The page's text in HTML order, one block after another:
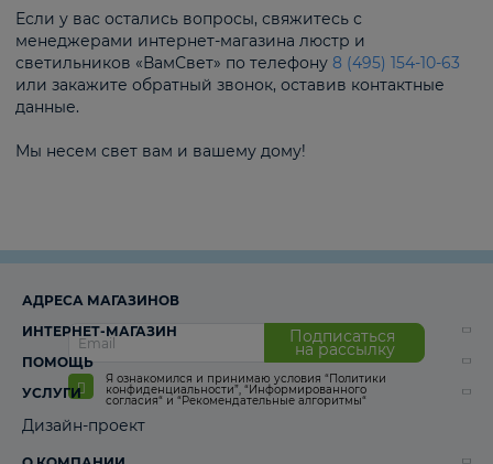
Если у вас остались вопросы, свяжитесь с
менеджерами интернет-магазина люстр и
светильников «ВамСвет» по телефону 8 (495) 154-10-63
или закажите обратный звонок, оставив контактные
данные.
Мы несем свет вам и вашему дому!
Подписаться
на рассылку
Я ознакомился и принимаю условия “Политики
конфиденциальности”, “Информированного
согласия“ и “Рекомендательные алгоритмы“
АДРЕСА МАГАЗИНОВ
ИНТЕРНЕТ-МАГАЗИН
ПОМОЩЬ
УСЛУГИ
Дизайн-проект